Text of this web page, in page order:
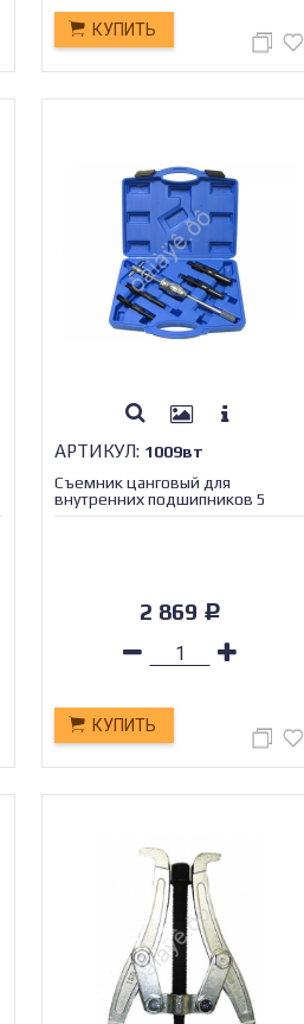
КУПИТЬ
АРТИКУЛ: 1009вт
Съемник цанговый для
внутренних подшипников 5
предметов МАЯКАВТО™ /1/4_
2 869 Р
КУПИТЬ